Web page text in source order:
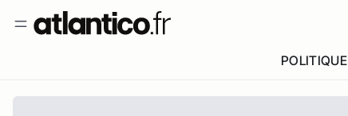
POLITIQUE